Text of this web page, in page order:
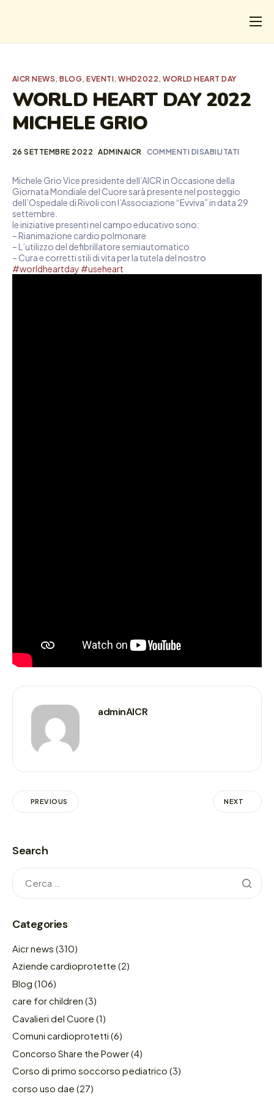
CHI
I SALVATI
FORMAZIONE
AICR NEWS,BLOG,EVENTI,WHD2022,WORLD HEART DAY
WORLD HEART DAY 2022
MICHELE GRIO
26 SETTEMBRE 2022 ADMINAICR COMMENTI DISABILITATI
Michele Grio Vice presidente dell’AICR in Occasione della
Giornata Mondiale del Cuore sarà presente nel posteggio
dell’Ospedale di Rivoli con l’Associazione “Evviva” in data 29
settembre.
le iniziative presenti nel campo educativo sono:
– Rianimazione cardio polmonare
– L’utilizzo del defibrillatore semiautomatico
– Cura e corretti stili di vita per la tutela del nostro
#worldheartday #useheart
adminAICR
PREVIOUS NEXT
Search
Categories
Aicr news (310)
Aziende cardioprotette (2)
Blog (106)
care for children (3)
Cavalieri del Cuore (1)
Comuni cardioprotetti (6)
Concorso Share the Power(4)
Corso di primo soccorso pediatrico (3)
corso uso dae (27)